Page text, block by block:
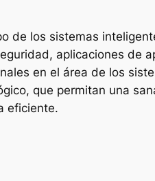
de los sistemas
aplicaciones de
en el área de los
que permitan una
eficiente.